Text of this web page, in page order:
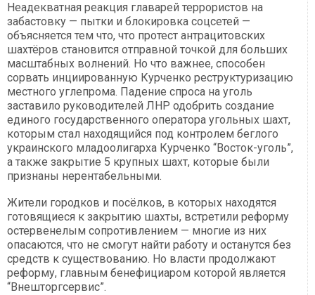
Неадекватная реакция главарей террористов на
забастовку — пытки и блокировка соцсетей —
объясняется тем что, что протест антрацитовских
шахтёров становится отправной точкой для больших
масштабных волнений. Но что важнее, способен
сорвать инциированную Курченко реструктуризацию
местного углепрома. Падение спроса на уголь
заставило руководителей ЛНР одобрить создание
единого государственного оператора угольных шахт,
которым стал находящийся под контролем беглого
украинского младоолигарха Курченко “Восток-уголь”,
а также закрытие 5 крупных шахт, которые были
признаны нерентабельными.
Жители городков и посёлков, в которых находятся
готовящиеся к закрытию шахты, встретили реформу
остервенелым сопротивлением — многие из них
опасаются, что не смогут найти работу и останутся без
средств к существованию. Но власти продолжают
реформу, главным бенефициаром которой является
“Внешторгсервис”.